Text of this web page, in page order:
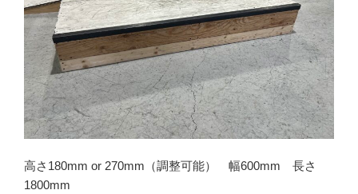
高さ180mm or 270mm（調整可能） 幅600mm 長さ
1800mm